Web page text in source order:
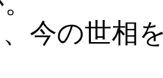
今の世相